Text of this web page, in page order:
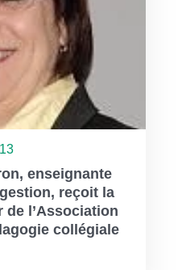
enseignante
reçoit la
de l’Association
collégiale